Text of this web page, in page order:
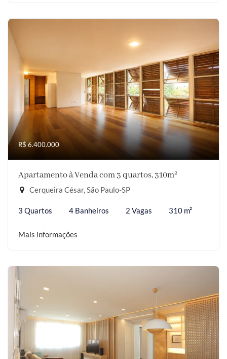
R$ 6.400.000
Apartamento à Venda com 3 quartos, 310m²
Cerqueira César, São Paulo-SP
3 Quartos 4 Banheiros 2 Vagas 310 m²
Mais informações